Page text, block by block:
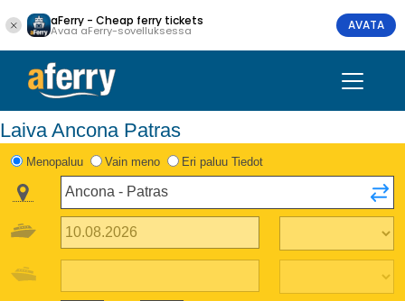
aFerry - Cheap ferry tickets
Avaa aFerry-sovelluksessa AVATA
Laiva Ancona Patras
Menopaluu Vain meno Eri paluu Tiedot